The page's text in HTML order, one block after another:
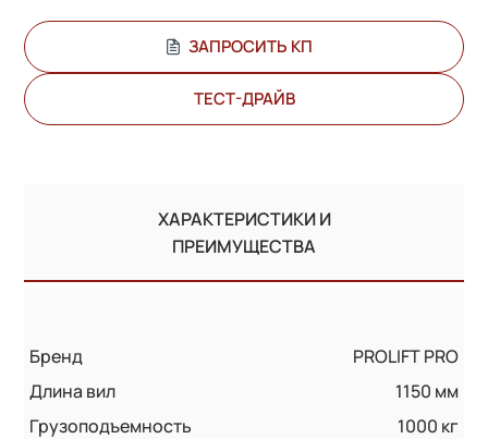
ЗАПРОСИТЬ КП
ТЕСТ-ДРАЙВ
ХАРАКТЕРИСТИКИ И
ПРЕИМУЩЕСТВА
Бренд
PROLIFT PRO
Длина вил
1150 мм
Грузоподъемность
1000 кг